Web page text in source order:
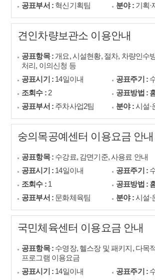
공표부서 : 혁신기획팀 분야 :기획·
견인차량보관소 이용안내
공표항목 : 개요, 시설현황, 절차, 차량인수
처리, 이의신청 등
공표시기 : 14일이내 공표주기 :
조회수 : 2 공표방법 :
공표부서 : 주차사업2팀 분야 :시설·
숭의목공예센터 이용요금 안내
공표항목 : 수강료, 감면기준, 사용료 안내
공표시기 : 14일이내 공표주기 :
조회수 : 1 공표방법 :
공표부서 : 문화체육팀 분야 :시설·
국민체육센터 이용요금 안내
공표항목 : 수영장, 헬스장 및 패키지, 다목
프로그램 이용요금
공표시기 : 14일이내 공표주기 :